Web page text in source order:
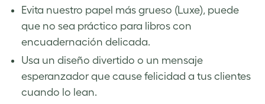
Evita nuestro papel más grueso (Luxe), puede
que no sea práctico para libros con
encuadernación delicada.
Usa un diseño divertido o un mensaje
esperanzador que cause felicidad a tus clientes
cuando lo lean.